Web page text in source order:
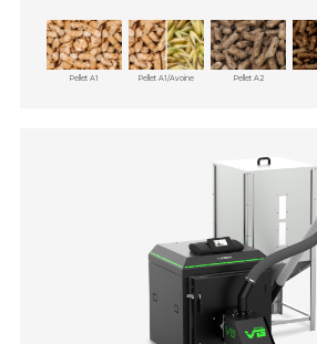
Pellet A1 Pellet A1/Avoine Pellet A2